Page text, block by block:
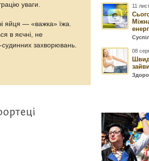
уваги.
яйця — «важка» їжа.
в яєчні, не
судинних захворювань.
11
08